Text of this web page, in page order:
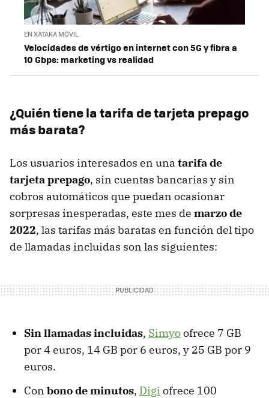
EN XATAKA MÓVIL
Velocidades de vértigo en internet con 5G y fibra a
10 Gbps: marketing vs realidad
¿Quién tiene la tarifa de tarjeta prepago
más barata?
Los usuarios interesados en una tarifa de
tarjeta prepago, sin cuentas bancarias y sin
cobros automáticos que puedan ocasionar
sorpresas inesperadas, este mes de marzo de
2022, las tarifas más baratas en función del tipo
de llamadas incluidas son las siguientes:
Sin llamadas incluidas, Simyoofrece 7 GB
por 4 euros, 14 GB por 6 euros, y 25 GB por 9
euros.
Con bono de minutos, Digi ofrece 100